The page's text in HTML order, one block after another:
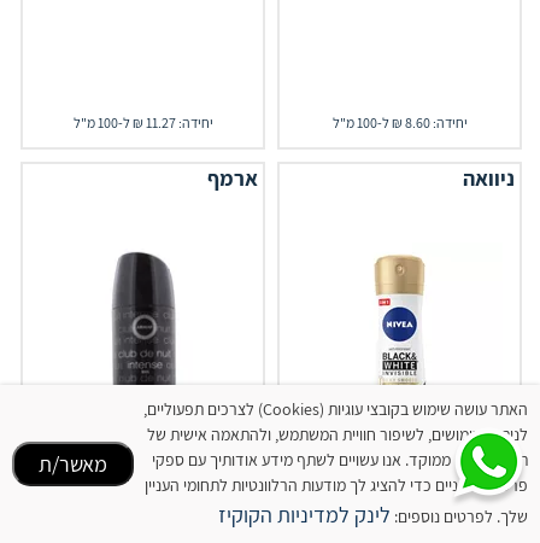
יחידה: 8.60 ₪ ל-100 מ"ל יחידה: 11.27 ₪ ל-100 מ"ל
ניוואה
‎NIVEA‎ ‎ דאודורנט ספריי
ארמף
דאודורנט קלאב דה נואי
האתר עושה שימוש בקובצי עוגיות (Cookies) לצרכים תפעוליים,
לניתוח שימושים, לשיפור חוויית המשתמש, ולהתאמה אישית של
תוכן ופרסום ממוקד. אנו עשויים לשתף מידע אודותיך עם ספקי
פרסום חיצוניים כדי להציג לך מודעות הרלוונטיות לתחומי העניין
שלך. לפרטים נוספים: לינק למדיניות הקוקיז
מאשר/ת